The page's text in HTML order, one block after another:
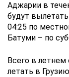
Аджарии в
будут
04:25 по
Батуми – по
Всего в летнем
летать в